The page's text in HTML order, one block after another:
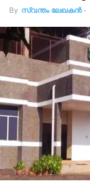
By സ്വന്തം ലേഖകന്‍ -